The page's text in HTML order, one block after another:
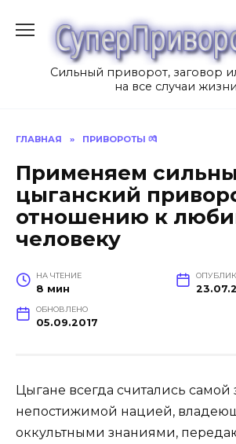
содержанию
Сильный приворот, заговор
на все случаи жизни
ГЛАВНАЯ » ПРИВОРОТЫ 💏
Применяем
цыганский
отношению к
человеку
НА ЧТЕНИЕ
8 мин
ОБНОВЛЕНО
05.09.2017
Цыгане всегда считались самой
непостижимой нацией,
оккультными знаниями,